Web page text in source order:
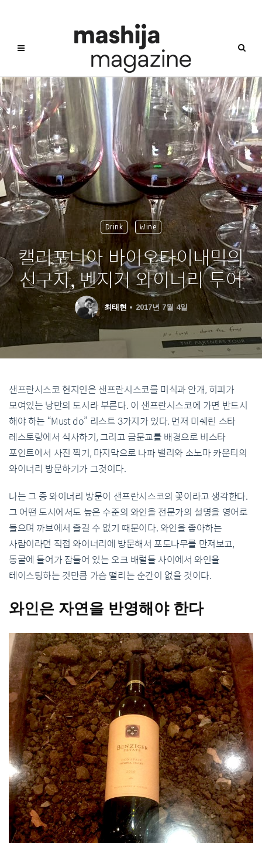
Drink Wine
캘리포니아 바이오다이내믹의
선구자, 벤지거 와이너리 투어
최태현 2017년 7월 4일
샌프란시스코 현지인은 샌프란시스코를 미식과 안개, 히피가
모여있는 낭만의 도시라 부른다. 이 샌프란시스코에 가면 반드시
해야 하는 “Must do” 리스트3가지가 있다. 먼저 미쉐린 스타
레스토랑에서 식사하기 ,그리고 금문교를 배경으로 비스타
포인트에서 사진 찍기 , 마지막으로 나파 밸리와 소노마 카운티의
와이너리 방문하기가 그것이다.
나는 그 중 와이너리 방문이 샌프란시스코의 꽃이라고 생각한다.
그 어떤 도시에서도 높은 수준의 와인을 전문가의 설명을 영어로
들으며 까브에서 즐길 수 없기 때문이다.와인을 좋아하는
사람이라면 직접 와이너리에 방문해서 포도나무를 만져보고,
동굴에 들어가 잠들어 있는 오크 배럴들 사이에서 와인을
테이스팅하는 것만큼 가슴 떨리는 순간이 없을 것이다.
와인은 자연을 반영해야 한다